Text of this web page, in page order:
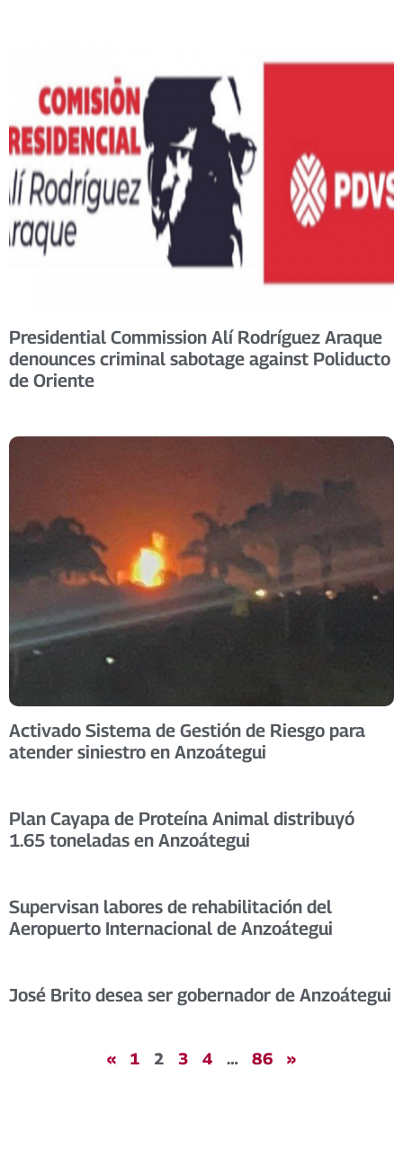
Presidential Commission Alí Rodríguez Araque
denounces criminal sabotage against Poliducto
de Oriente
Activado Sistema de Gestión de Riesgo para
atender siniestro en Anzoátegui
Plan Cayapa de Proteína Animal distribuyó
1.65 toneladas en Anzoátegui
Supervisan labores de rehabilitación del
Aeropuerto Internacional de Anzoátegui
José Brito desea ser gobernador de Anzoátegui
« 1 2 3 4 … 86 »